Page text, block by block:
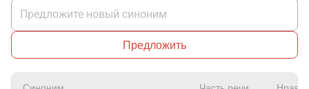
Предложить